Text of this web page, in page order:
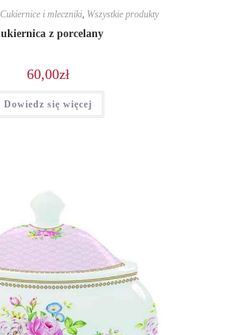
Cukiernice i mleczniki, Wszystkie produkty
z porcelany
60,00zł
Dowiedz się więcej